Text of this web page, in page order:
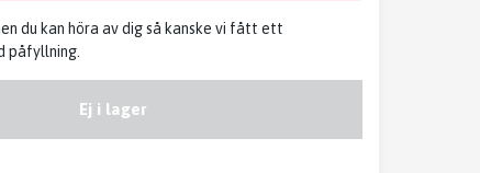
du kan höra av dig så kanske vi fått ett
påfyllning.
Ej i lager